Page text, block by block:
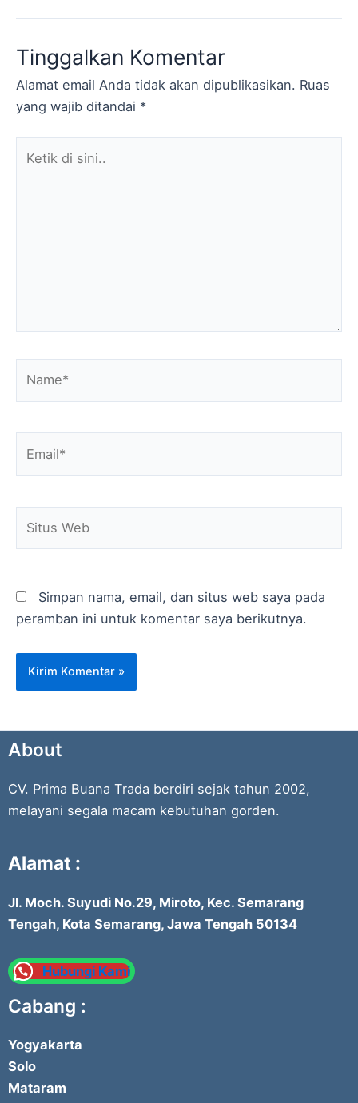
Tinggalkan Komentar
Alamat email Anda tidak akan dipublikasikan. Ruas
yang wajib ditandai *
Web
Simpan nama, email, dan situs web saya pada
peramban ini untuk komentar saya berikutnya.
About
CV. Prima Buana Trada berdiri sejak tahun 2002,
melayani segala macam kebutuhan gorden.
Alamat :
Jl. Moch. Suyudi No.29, Miroto, Kec. Semarang
Tengah, Kota Semarang, Jawa Tengah 50134
Hubungi Kami
Cabang :
Yogyakarta
Solo
Mataram